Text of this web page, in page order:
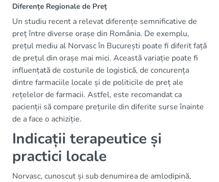
Diferențe Regionale de Preț
Un studiu recent a relevat diferențe semnificative de
preț între diverse orașe din România. De exemplu,
prețul mediu al Norvasc în București poate fi diferit față
de prețul din orașe mai mici. Această variație poate fi
influențată de costurile de logistică, de concurența
dintre farmaciile locale și de politicile de preț ale
rețelelor de farmacii. Astfel, este recomandat ca
pacienții să compare prețurile din diferite surse înainte
de a face o achiziție.
Indicații terapeutice și
practici locale
Norvasc, cunoscut și sub denumirea de amlodipină,